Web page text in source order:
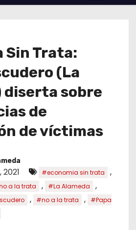
Sin Trata:
(La
diserta sobre
de
de víctimas
2021 #economia sin trata ,
a la trata , #La Alameda ,
, #no a la trata ,
#Papa